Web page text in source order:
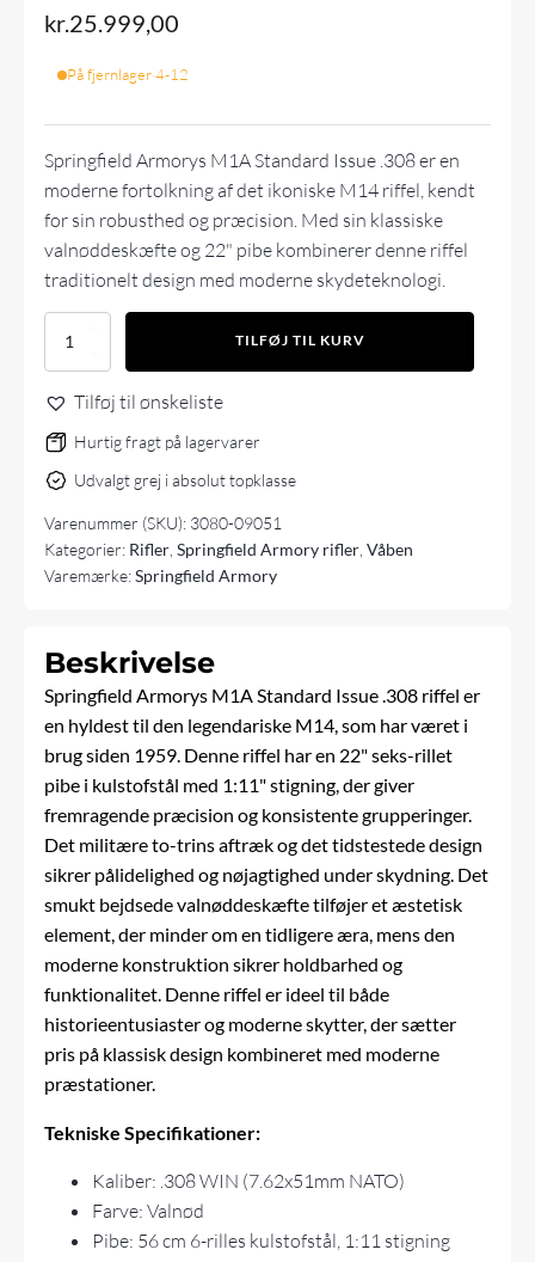
kr.25.999,00
På fjernlager·4-12
Springfield Armorys M1A Standard Issue .308 er en
moderne fortolkning af det ikoniske M14 riffel, kendt
for sin robusthed og præcision. Med sin klassiske
valnøddeskæfte og 22" pibe kombinerer denne riffel
traditionelt design med moderne skydeteknologi.
Springfield
M1A
Standard
Walnut
antal
TILFØJ TIL KURV
Tilføj til ønskeliste
Hurtig fragt på lagervarer
Udvalgt grej i absolut topklasse
Varenummer (SKU): 3080-09051
Kategorier: Rifler ,Springfield Armory rifler ,Våben
Varemærke:Springfield Armory
Beskrivelse
Springfield Armorys M1A Standard Issue .308 riffel er
en hyldest til den legendariske M14, som har været i
brug siden 1959. Denne riffel har en 22" seks-rillet
pibe i kulstofstål med 1:11" stigning, der giver
fremragende præcision og konsistente grupperinger.
Det militære to-trins aftræk og det tidstestede design
sikrer pålidelighed og nøjagtighed under skydning. Det
smukt bejdsede valnøddeskæfte tilføjer et æstetisk
element, der minder om en tidligere æra, mens den
moderne konstruktion sikrer holdbarhed og
funktionalitet. Denne riffel er ideel til både
historieentusiaster og moderne skytter, der sætter
pris på klassisk design kombineret med moderne
præstationer.
Tekniske Specifikationer:
Kaliber: .308 WIN (7.62x51mm NATO)
Farve: Valnød
Pibe: 56 cm 6-rilles kulstofstål, 1:11 stigning